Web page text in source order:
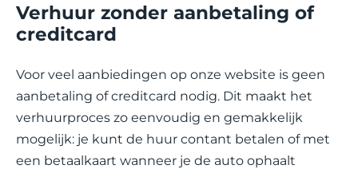
Verhuur zonder aanbetaling of
creditcard
Voor veel aanbiedingen op onze website is geen
aanbetaling of creditcard nodig. Dit maakt het
verhuurproces zo eenvoudig en gemakkelijk
mogelijk: je kunt de huur contant betalen of met
een betaalkaart wanneer je de auto ophaalt